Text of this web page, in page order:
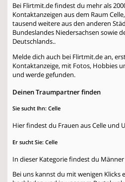
Bei Flirtmit.de findest du mehr als
Kontaktanzeigen aus dem Raum
tausend weitere aus den anderen
Bundeslandes Niedersachsen sowie
Deutschlands..
Melde dich auch bei Flirtmit.de an,
Kontaktanzeige, mit Fotos, Hobbies
und werde gefunden.
Deinen Traumpartner finden
Sie sucht Ihn: Celle
Hier findest du Frauen aus Celle und
Er sucht Sie: Celle
In dieser Kategorie findest du
Bei uns kannst du mit wenigen Klicks